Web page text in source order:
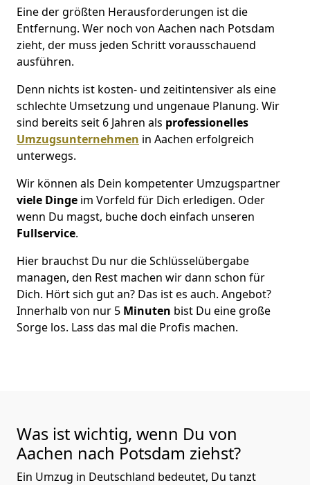
Eine der größten Herausforderungen ist die
Entfernung. Wer noch von Aachen nach Potsdam
zieht, der muss jeden Schritt vorausschauend
ausführen.
Denn nichts ist kosten- und zeitintensiver als eine
schlechte Umsetzung und ungenaue Planung. Wir
sind bereits seit 6 Jahren als professionelles
Umzugsunternehmen in Aachen erfolgreich
unterwegs.
Wir können als Dein kompetenter Umzugspartner
viele Dinge im Vorfeld für Dich erledigen. Oder
wenn Du magst, buche doch einfach unseren
Fullservice.
Hier brauchst Du nur die Schlüsselübergabe
managen, den Rest machen wir dann schon für
Dich. Hört sich gut an? Das ist es auch. Angebot?
Innerhalb von nur 5 Minuten bist Du eine große
Sorge los. Lass das mal die Profis machen.
Was ist wichtig, wenn Du von
Aachen nach Potsdam ziehst?
Ein Umzug in Deutschland bedeutet, Du tanzt